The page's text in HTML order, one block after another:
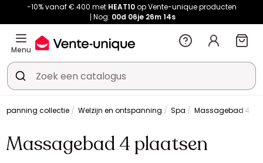
-10% vanaf € 400 met HEAT10op Vente-unique producten
Nog: 00d 06je 26m 14s
Menu
collectie Welzijn en ontspanning Spa Massagebad 4
Massagebad 4 plaatsen